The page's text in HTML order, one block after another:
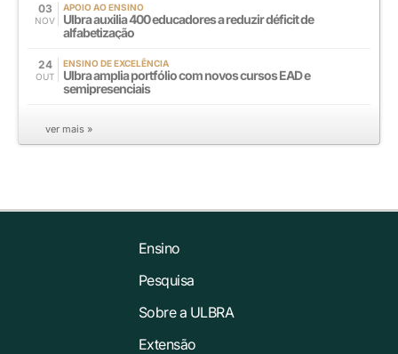
03
NOV
APOIO AO ENSINO
Ulbra auxilia 400 educadores a reduzir déficit de
alfabetização
24
OUT
ENSINO DE EXCELÊNCIA
Ulbra amplia portfólio com novos cursos EAD e
semipresenciais
ver mais »
Ensino
Pesquisa
Sobre a ULBRA
Extensão